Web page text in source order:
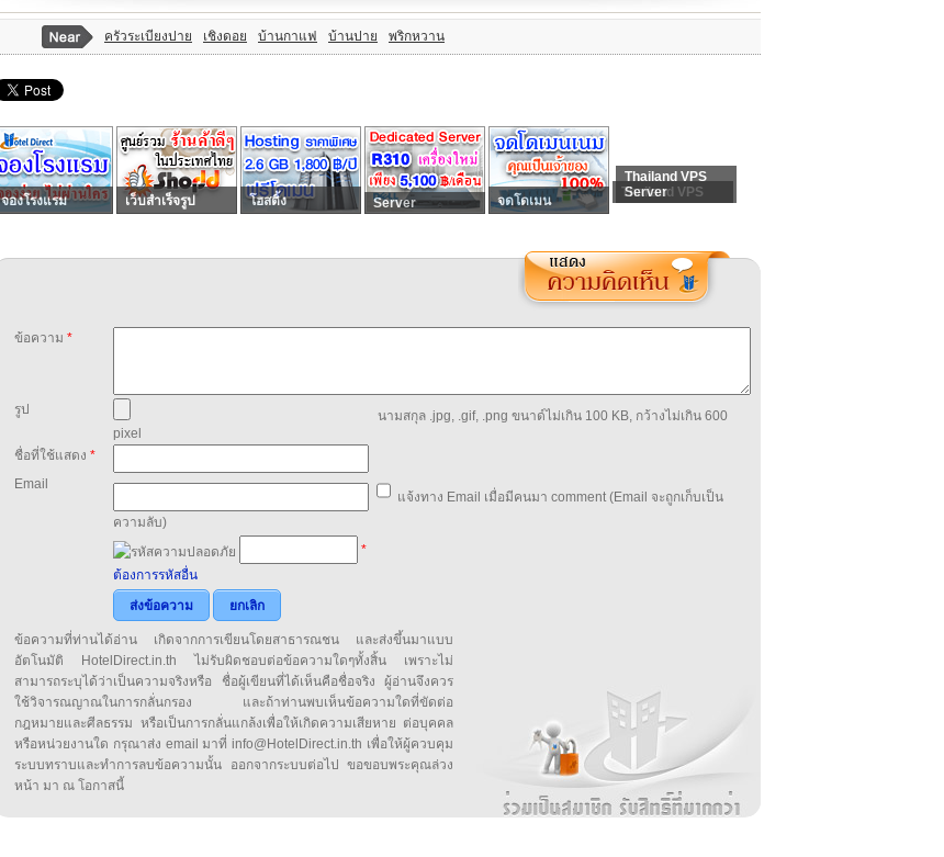
ครัวระเบียงปาย เชิงดอย บ้านกาแฟ บ้านปาย พริกหวาน
จองโรงแรม เว็บสำเร็จรูป โฮสติ้ง Server จดโดเมน
Thailand VPS
Thailand VPS
Server
ข้อความ *
รูป
นามสกุล .jpg, .gif, .png ขนาด์ไม่เกิน 100 KB, กว้างไม่เกิน 600
pixel
ชื่อที่ใช้แสดง *
Email
แจ้งทาง Email เมื่อมีคนมา comment (Email จะถูกเก็บเป็น
ความลับ)
*
ต้องการรหัสอื่น
ส่งข้อความ
ยกเลิก
ข้อความที่ท่านได้อ่าน เกิดจากการเขียนโดยสาธารณชน และส่งขึ้นมาแบบ
อัตโนมัติ HotelDirect.in.th ไม่รับผิดชอบต่อข้อความใดๆทั้งสิ้น เพราะไม่
สามารถระบุได้ว่าเป็นความจริงหรือ ชื่อผู้เขียนที่ได้เห็นคือชื่อจริง ผู้อ่านจึงควร
ใช้วิจารณญาณในการกลั่นกรอง และถ้าท่านพบเห็นข้อความใดที่ขัดต่อ
กฎหมายและศีลธรรม หรือเป็นการกลั่นแกล้งเพื่อให้เกิดความเสียหาย ต่อบุคคล
หรือหน่วยงานใด กรุณาส่ง email มาที่ info@HotelDirect.in.th เพื่อให้ผู้ควบคุม
ระบบทราบและทำการลบข้อความนั้น ออกจากระบบต่อไป ขอขอบพระคุณล่วง
หน้า มา ณ โอกาสนี้